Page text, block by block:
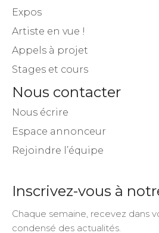
Expos
Artiste en vue !
Appels à projet
Stages et cours
Nous contacter
Nous écrire
Espace annonceur
Rejoindre l’équipe
Inscrivez-vous à
Chaque semaine, recevez dans
condensé des actualités.